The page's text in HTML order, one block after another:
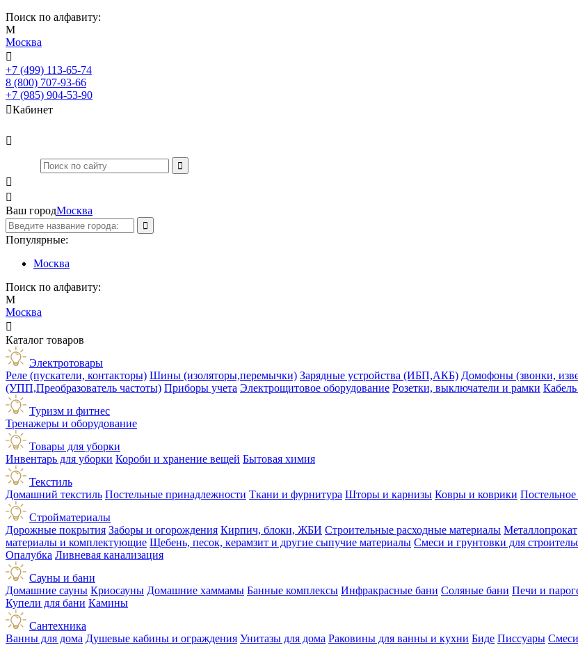
Поиск по алфавиту:
М
Москва

+7 (499) 113-65-74
8 (800) 707-93-66
+7 (985) 904-53-90
Кабинет



Ваш городМосква
Популярные:
Москва
Поиск по алфавиту:
М
Москва

Каталог товаров
Электротовары
Реле (пускатели, контакторы) Шины (изоляторы,перемычки) Зарядные устройства (ИБП,АКБ) Домофоны (звонки,
(УПП,Преобразователь частоты) Приборы учета Электрощитовое оборудование Розетки, выключатели и рамки
Туризм и фитнес
Тренажеры и оборудование
Товары для уборки
Инвентарь для уборки Короби и хранение вещей Бытовая химия
Текстиль
Домашний текстиль Постельные принадлежности Ткани и фурнитура Шторы и карнизы Ковры и коврики Постельное
Стройматериалы
Дорожные покрытия Заборы и огорождения Кирпич, блоки, ЖБИ Строительные расходные материалы Металлопрокат
материалы и комплектующие Щебень, песок, керамзит и другие сыпучие материалы Смеси и грунтовки для
Опалубка Ливневая канализация
Сауны и бани
Домашние сауны Криосауны Домашние хаммамы Банные комплексы Инфракрасные бани Соляные бани Печи и
Купели для бани Камины
Сантехника
Ванны для дома Душевые кабины и ограждения Унитазы для дома Раковины для ванны и кухни Биде Писсуары